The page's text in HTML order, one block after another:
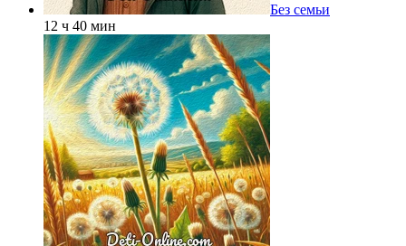
Без семьи
12 ч 40 мин